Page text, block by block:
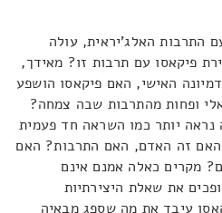
התרבות האלג'יראית, עולה
פיקאסו עם תרבות זו? מאידך,
האישי, האם פיקאסו הושפע
ופחות מהתרבות שבה צמחה?
יותר כמו השראה חד פעמית
האם זה האדם, האם התרבות? האם
מקרים כאלה אמנם אינם
את שאלת היצירתיות
עיבד את מה שספג מבאיה